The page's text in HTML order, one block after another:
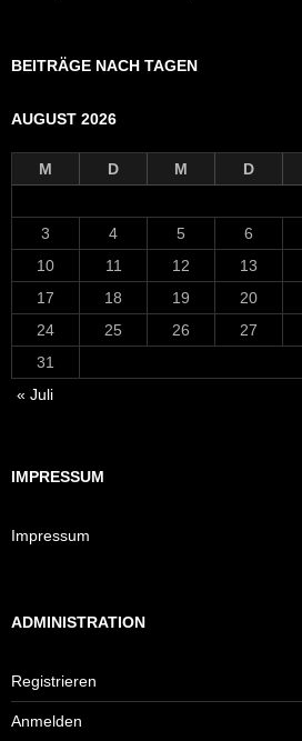
BEITRÄGE NACH TAGEN
AUGUST 2026
M D M D
3
4 5 6
10
11 12 13
17
18 19 20
24
25 26 27
31
« Juli
IMPRESSUM
Impressum
ADMINISTRATION
Registrieren
Anmelden